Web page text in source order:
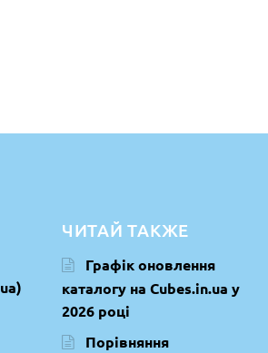
ЧИТАЙ ТАКЖЕ
Графік оновлення
каталогу на Cubes.in.ua у
2026 році
Порівняння